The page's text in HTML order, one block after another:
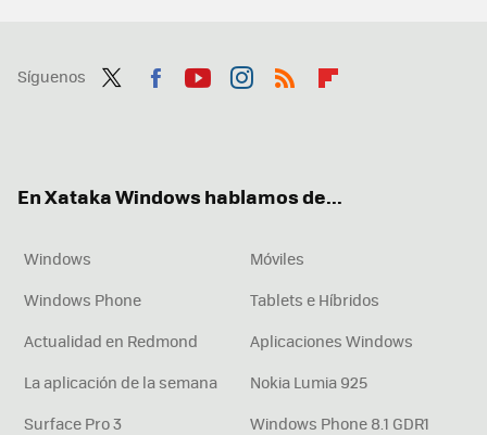
Síguenos
En Xataka Windows hablamos de...
Windows
Móviles
Windows Phone
Tablets e Híbridos
Actualidad en Redmond
Aplicaciones Windows
La aplicación de la semana
Nokia Lumia 925
Surface Pro 3
Windows Phone 8.1 GDR1